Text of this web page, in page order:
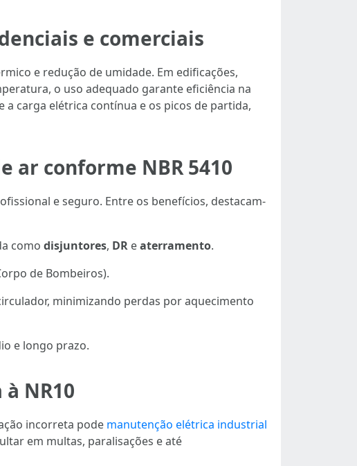
e comerciais
e redução de umidade. Em edificações,
o uso adequado garante eficiência na
carga elétrica contínua e os picos de partida,
ar conforme NBR 5410
e seguro. Entre os benefícios, destacam-
como disjuntores, DR eaterramento.
de Bombeiros).
minimizando perdas por aquecimento
e longo prazo.
NR10
incorreta pode manutenção elétrica industrial
em multas, paralisações e até